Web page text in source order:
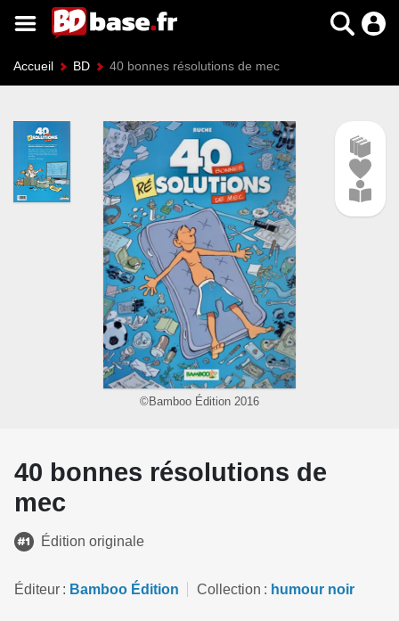
Accueil BD 40 bonnes résolutions de mec
©Bamboo Édition 2016
40 bonnes résolutions de
mec
Édition originale
Éditeur Bamboo Édition Collection humour noir